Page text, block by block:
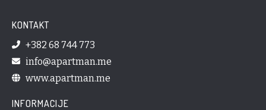
KONTAKT
+382 68 744 773
info@apartman.me
www.apartman.me
INFORMACIJE